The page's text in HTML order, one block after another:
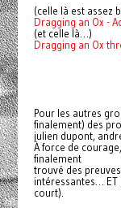
(celle là est assez
Dragging an Ox -
(et celle là…)
Dragging an Ox
Pour les autres
finalement) des
julien dupont,
À force de
finalement
trouvé des
intéressantes… ET
court).